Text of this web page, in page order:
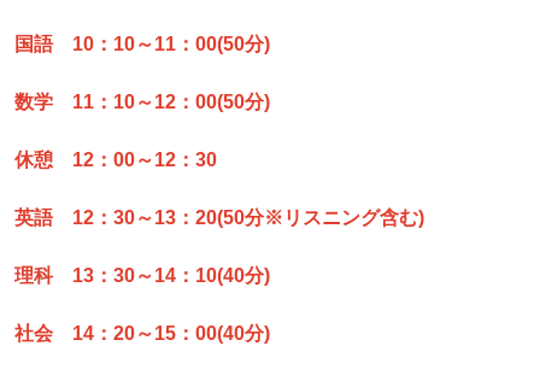
国語 10：10～11：00(50分)
数学 11：10～12：00(50分)
休憩 12：00～12：30
英語 12：30～13：20(50分※リスニング含む)
理科 13：30～14：10(40分)
社会 14：20～15：00(40分)